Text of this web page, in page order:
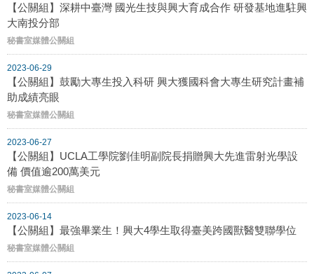
【公關組】深耕中臺灣 國光生技與興大育成合作 研發基地進駐興
大南投分部
秘書室媒體公關組
2023-06-29
【公關組】鼓勵大專生投入科研 興大獲國科會大專生研究計畫補
助成績亮眼
秘書室媒體公關組
2023-06-27
【公關組】UCLA工學院劉佳明副院長捐贈興大先進雷射光學設
備 價值逾200萬美元
秘書室媒體公關組
2023-06-14
【公關組】最強畢業生！興大4學生取得臺美跨國獸醫雙聯學位
秘書室媒體公關組